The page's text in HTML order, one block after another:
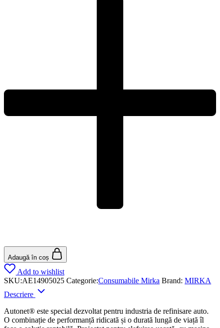
Adaugă în coș
Add to wishlist
SKU:AE14905025 Categorie:Consumabile Mirka Brand: MIRKA
Descriere
Autonet® este special dezvoltat pentru industria de refinisare auto.
O combinație de performanță ridicată și o durată lungă de viață îl